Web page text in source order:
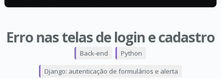
Erro nas telas de login e cadastro
Back-end Python
Django: autenticação de formulários e alerta